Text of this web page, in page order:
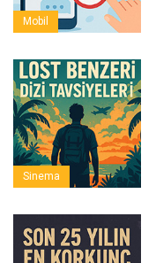
Mobil
Sinema